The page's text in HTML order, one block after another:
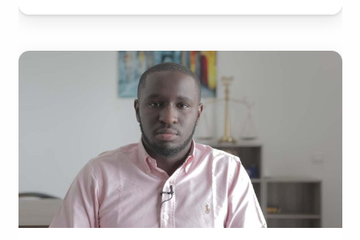
d’opinion.
Nous vous proposerons des publications
sous divers formats (Wathinotes, affiches)
et des entretiens (vidéos, podcasts…) avec
des dirigeants/acteurs étatiques africains,
des personnalités de la société civile
africaine, les défenseurs des droits humains
et d’autres observateurs de la situation des